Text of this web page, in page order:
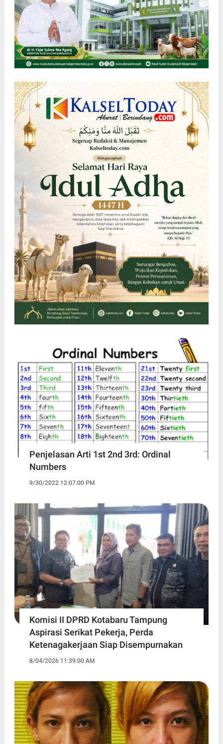
Penjelasan Arti 1st 2nd 3rd: Ordinal
Numbers
9/30/2022 12:07:00 PM
Komisi II DPRD Kotabaru Tampung
Aspirasi Serikat Pekerja, Perda
Ketenagakerjaan Siap Disempurnakan
8/04/2026 11:39:00 AM